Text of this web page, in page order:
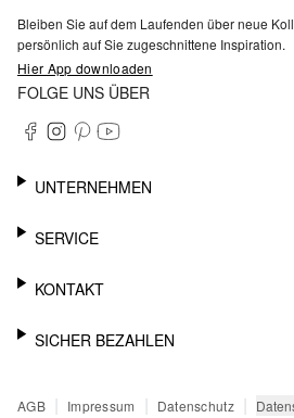
Bleiben Sie auf dem Laufenden über neue
persönlich auf Sie zugeschnittene Inspiration.
Hier App downloaden
FOLGE UNS ÜBER
UNTERNEHMEN
KARRIERE
BARRIEREFREIHEIT
SERVICE
WHATSAPP
MEIN KONTO
SENDUNGSVERFOLGUNG
KONTAKT
SUPPORT
SICHER BEZAHLEN
PAYPAL
AGB | Impressum | Datenschutz |